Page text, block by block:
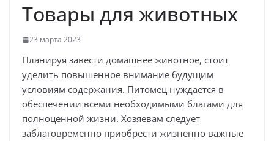
Товары для животных
23 марта 2023
Планируя завести домашнее животное, стоит
уделить повышенное внимание будущим
условиям содержания. Питомец нуждается в
обеспечении всеми необходимыми благами для
полноценной жизни. Хозяевам следует
заблаговременно приобрести жизненно важные